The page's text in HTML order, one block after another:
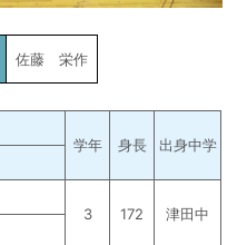
佐藤 栄作
学年
身長
出身中学
3
172
津田中